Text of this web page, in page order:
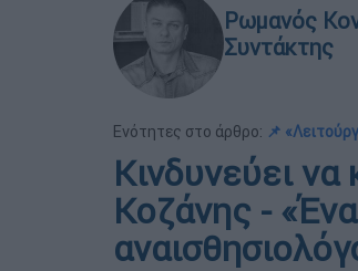
Ρωμανός
Συντάκτης
Ενότητες στο άρθρο: 📌
Κινδυνεύει
Κοζάνης -